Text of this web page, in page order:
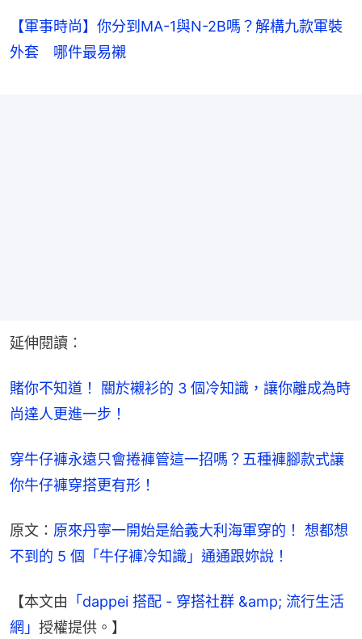
【軍事時尚】你分到MA-1與N-2B嗎？解構九款軍裝
外套 哪件最易襯
延伸閱讀：
賭你不知道！ 關於襯衫的 3 個冷知識，讓你離成為時
尚達人更進一步！
穿牛仔褲永遠只會捲褲管這一招嗎？五種褲腳款式讓
你牛仔褲穿搭更有形！
原文： 原來丹寧一開始是給義大利海軍穿的！ 想都想
不到的 5 個「牛仔褲冷知識」通通跟妳說！
【本文由 「dappei 搭配 - 穿搭社群 &amp; 流行生活
網」 授權提供。】